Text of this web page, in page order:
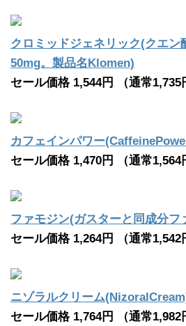
クロミッドジェネリック(クエン
50mg。製品名Klomen)
セール価格 1,544円 （通常1,735
カフェインパワー
セール価格 1,470円 （通常1,564
ファモジン(ガスターと同成分フ
セール価格 1,264円 （通常1,542
ニゾラルクリーム
セール価格 1,764円 （通常1,982